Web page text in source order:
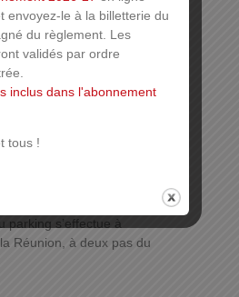
et de 16h à 18h30 et
du spectacle,
78 01 les lundi, mardi,
à 16h.
minutes après la fin
à 1h et 2 € de 1h à 7h.
« Cour des
parking s’effectue à
Réunion, à deux pas du
envoyez-le à la billetterie du
du règlement. Les
validés par ordre
inclus dans l'abonnement
tous !